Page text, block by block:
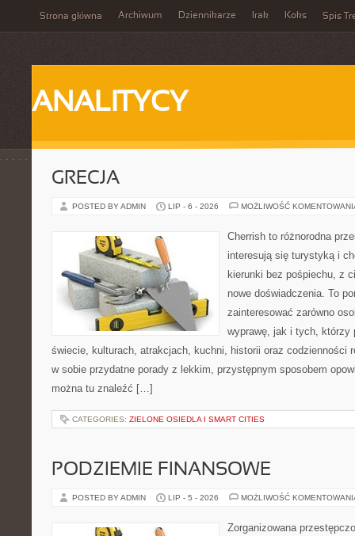
Strona główna Archiwum Dziennikarze Irak Koks Spis
ANALITYCY
GRECJA
POSTED BY ADMIN LIP - 6 - 2026 MOŻLIWOŚĆ
Cherrish to różnorodna
interesują się turystyką i
kierunki bez pośpiechu, z
nowe doświadczenia. To
zainteresować zarówno
wyprawę, jak i tych, którzy
świecie, kulturach, atrakcjach, kuchni, historii oraz codzienności
w sobie przydatne porady z lekkim, przystępnym sposobem
można tu znaleźć […]
CATEGORIES: ZIELONE OSIEDLA I SMART CITIES
PODZIEMIE FINANSOWE
POSTED BY ADMIN LIP - 5 - 2026 MOŻLIWOŚĆ
Zorganizowana